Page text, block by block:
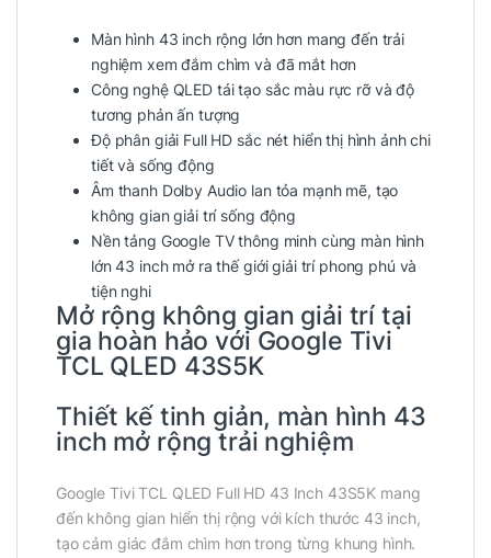
Màn hình 43 inch rộng lớn hơn mang đến trải
nghiệm xem đắm chìm và đã mắt hơn
Công nghệ QLED tái tạo sắc màu rực rỡ và độ
tương phản ấn tượng
Độ phân giải Full HD sắc nét hiển thị hình ảnh chi
tiết và sống động
Âm thanh Dolby Audio lan tỏa mạnh mẽ, tạo
không gian giải trí sống động
Nền tảng Google TV thông minh cùng màn hình
lớn 43 inch mở ra thế giới giải trí phong phú và
tiện nghi
Mở rộng không gian giải trí tại
gia hoàn hảo với Google Tivi
TCL QLED 43S5K
Thiết kế tinh giản, màn hình 43
inch mở rộng trải nghiệm
Google Tivi TCL QLED Full HD 43 Inch 43S5K mang
đến không gian hiển thị rộng với kích thước 43 inch,
tạo cảm giác đắm chìm hơn trong từng khung hình.